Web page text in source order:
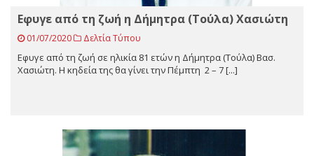
Εφυγε από τη ζωή η Δήμητρα (Τούλα) Χασιώτη
01/07/2020 Δελτία Τύπου
Εφυγε από τη ζωή σε ηλικία 81 ετών η Δήμητρα (Τούλα) Βασ.
Χασιώτη. Η κηδεία της θα γίνει την Πέμπτη 2 – 7 [...]